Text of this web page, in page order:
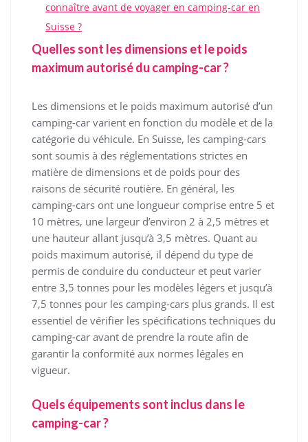
connaître avant de voyager en camping-car en
Suisse ?
Quelles sont les dimensions et le poids
maximum autorisé du camping-car ?
Les dimensions et le poids maximum autorisé d’un
camping-car varient en fonction du modèle et de la
catégorie du véhicule. En Suisse, les camping-cars
sont soumis à des réglementations strictes en
matière de dimensions et de poids pour des
raisons de sécurité routière. En général, les
camping-cars ont une longueur comprise entre 5 et
10 mètres, une largeur d’environ 2 à 2,5 mètres et
une hauteur allant jusqu’à 3,5 mètres. Quant au
poids maximum autorisé, il dépend du type de
permis de conduire du conducteur et peut varier
entre 3,5 tonnes pour les modèles légers et jusqu’à
7,5 tonnes pour les camping-cars plus grands. Il est
essentiel de vérifier les spécifications techniques du
camping-car avant de prendre la route afin de
garantir la conformité aux normes légales en
vigueur.
Quels équipements sont inclus dans le
camping-car ?